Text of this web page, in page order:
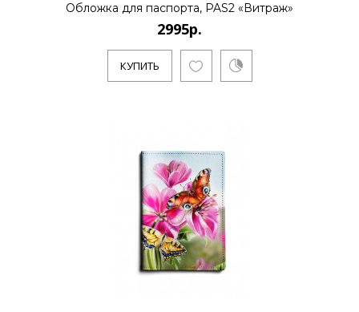
Обложка для паспорта, PAS2 «Витраж»
2995р.
КУПИТЬ